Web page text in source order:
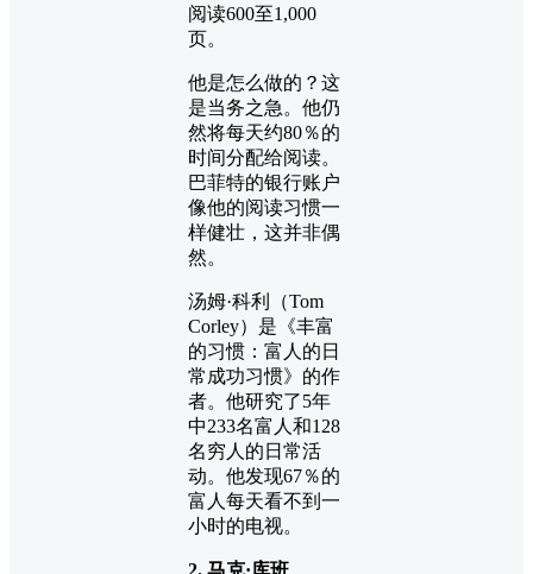
阅读600至1,000
页。
他是怎么做的？这
是当务之急。他仍
然将每天约80％的
时间分配给阅读。
巴菲特的银行账户
像他的阅读习惯一
样健壮，这并非偶
然。
汤姆·科利（Tom
Corley）是《丰富
的习惯：富人的日
常成功习惯》的作
者。他研究了5年
中233名富人和128
名穷人的日常活
动。他发现67％的
富人每天看不到一
小时的电视。
2. 马克·库班